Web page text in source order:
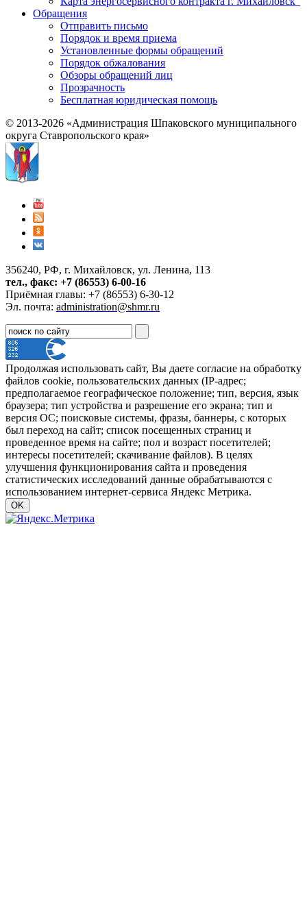
Обращения
Отправить письмо
Порядок и время приема
Установленные формы обращений
Порядок обжалования
Обзоры обращений лиц
Прозрачность
Бесплатная юридическая помощь
© 2013-2026 «Администрация Шпаковского муниципального
округа Ставропольского края»
356240, РФ, г. Михайловск, ул. Ленина, 113
тел., факс: +7 (86553) 6-00-16
Приёмная главы: +7 (86553) 6-30-12
Эл. почта: administration@shmr.ru
Продолжая использовать сайт, Вы даете согласие на обработку
файлов cookie, пользовательских данных (IP-адрес;
предполагаемое географическое положение; тип, версия, язык
браузера; тип устройства и разрешение его экрана; тип и
версия ОС; поисковые системы, фразы, баннеры, с которых
был переход на сайт; список посещенных страниц и
проведенное время на сайте; пол и возраст посетителей;
интересы посетителей; скачивание файлов). В целях
улучшения функционирования сайта и проведения
статистических исследований данные обрабатываются с
использованием интернет-сервиса Яндекс Метрика.
OK